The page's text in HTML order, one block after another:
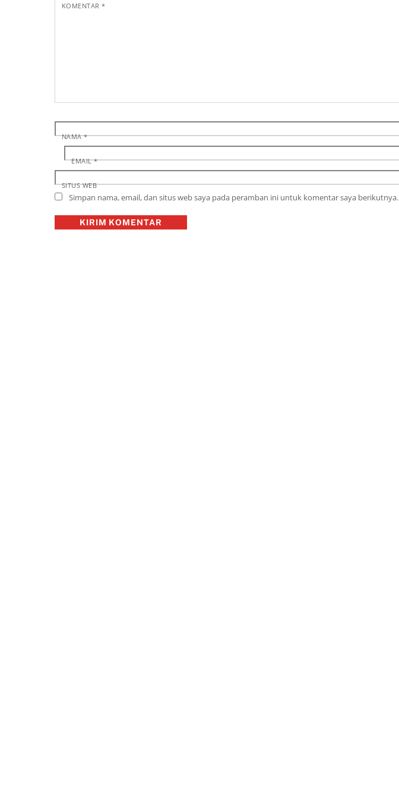
KOMENTAR*
NAMA*
EMAIL*
SITUS WEB
Simpan nama, email, dan situs web saya pada peramban ini untuk komentar saya berikutnya.